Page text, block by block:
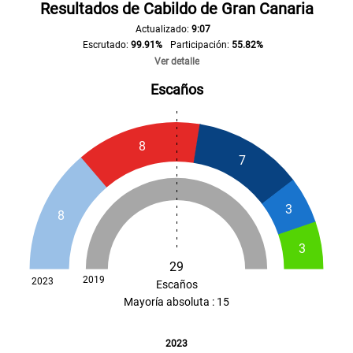
Resultados de Cabildo de Gran Canaria
Actualizado: 9:07
Escrutado: 99.91% Participación: 55.82%
Ver detalle
Escaños
2023
29
Escaños
Mayoría absoluta : 15
8
8
7
3
3
2019
2023
Número de votos
2023
80.656
75.510
33.262